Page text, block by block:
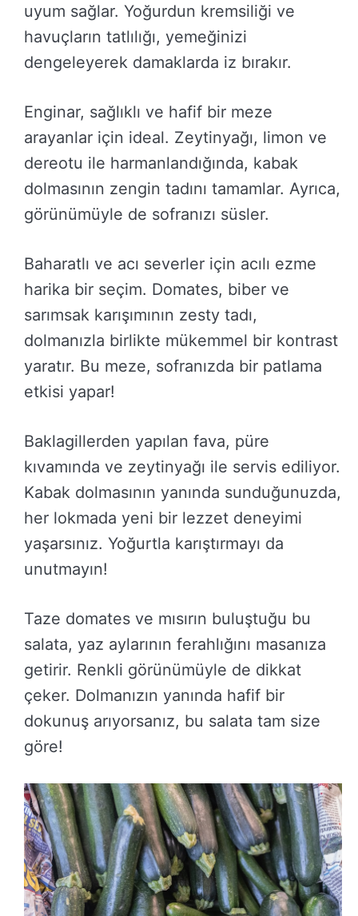
uyum sağlar. Yoğurdun kremsiliği ve
havuçların tatlılığı, yemeğinizi
dengeleyerek damaklarda iz bırakır.
Enginar, sağlıklı ve hafif bir meze
arayanlar için ideal. Zeytinyağı, limon ve
dereotu ile harmanlandığında, kabak
dolmasının zengin tadını tamamlar. Ayrıca,
görünümüyle de sofranızı süsler.
Baharatlı ve acı severler için acılı ezme
harika bir seçim. Domates, biber ve
sarımsak karışımının zesty tadı,
dolmanızla birlikte mükemmel bir kontrast
yaratır. Bu meze, sofranızda bir patlama
etkisi yapar!
Baklagillerden yapılan fava, püre
kıvamında ve zeytinyağı ile servis ediliyor.
Kabak dolmasının yanında sunduğunuzda,
her lokmada yeni bir lezzet deneyimi
yaşarsınız. Yoğurtla karıştırmayı da
unutmayın!
Taze domates ve mısırın buluştuğu bu
salata, yaz aylarının ferahlığını masanıza
getirir. Renkli görünümüyle de dikkat
çeker. Dolmanızın yanında hafif bir
dokunuş arıyorsanız, bu salata tam size
göre!